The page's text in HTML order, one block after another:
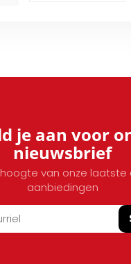
je aan voor
nieuwsbrief
van onze laatste
aanbiedingen